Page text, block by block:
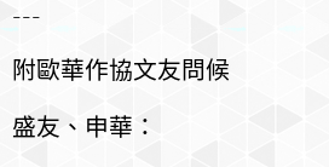
---
附歐華作協文友問候
盛友、申華：